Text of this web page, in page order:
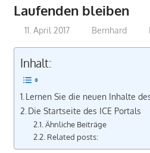
Laufenden bleiben
11. April 2017 Bernhard
Inhalt:
Lernen Sie die neuen Inhalte
Die Startseite des ICE Portals
Ähnliche Beiträge
Related posts: